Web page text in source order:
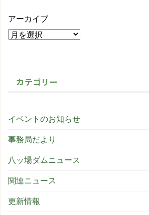
アーカイブ
カテゴリー
イベントのお知らせ
事務局だより
八ッ場ダムニュース
関連ニュース
更新情報